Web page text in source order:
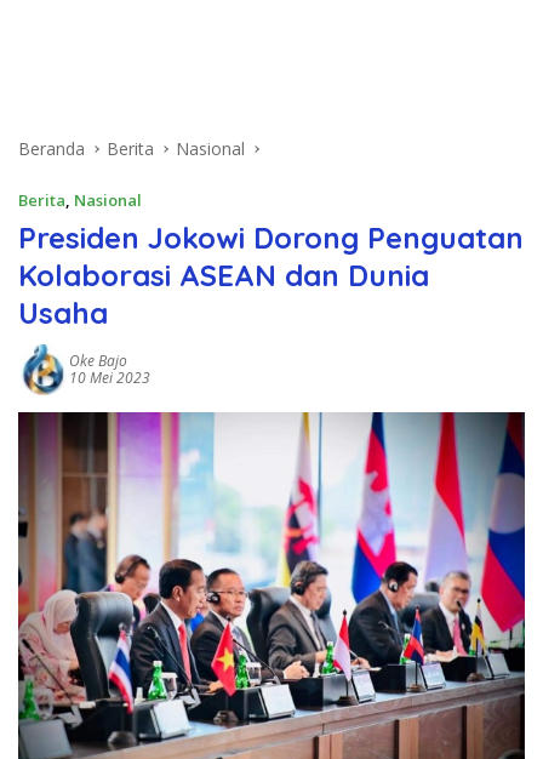
Beranda Berita Nasional
Berita, Nasional
Presiden Jokowi Dorong Penguatan
Kolaborasi ASEAN dan Dunia
Usaha
Oke Bajo
10 Mei 2023